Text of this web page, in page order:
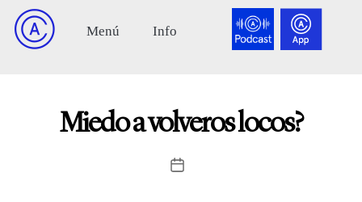
Miedo a volveros locos?